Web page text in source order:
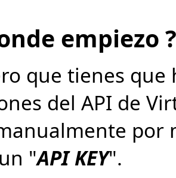
empiezo ?
que tienes
del API de
por
"API KEY".